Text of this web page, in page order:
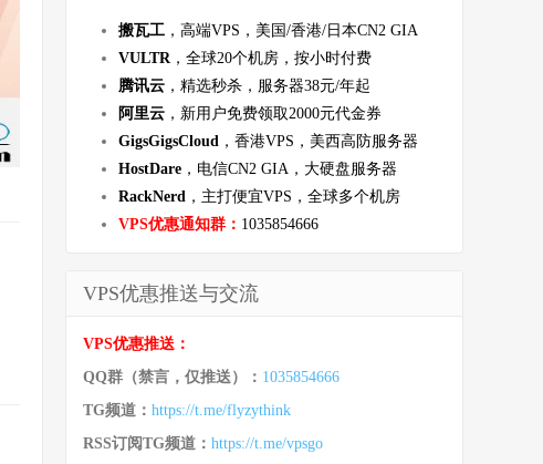
搬瓦工 ，高端VPS，美国/香港/日本CN2 GIA
VULTR ，全球20个机房，按小时付费
腾讯云 ，精选秒杀，服务器38元/年起
阿里云 ，新用户免费领取2000元代金券
GigsGigsCloud ，香港VPS，美西高防服务器
HostDare ，电信CN2 GIA，大硬盘服务器
RackNerd ，主打便宜VPS，全球多个机房
VPS优惠通知群： 1035854666
VPS优惠推送与交流
VPS优惠推送：
QQ群（禁言，仅推送）： 1035854666
TG频道： https://t.me/flyzythink
RSS订阅TG频道： https://t.me/vpsgo